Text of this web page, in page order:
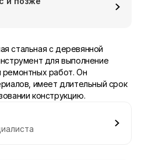
стальная с деревянной
для выполнение
ремонтных работ. Он
имеет длительный срок
конструкцию.